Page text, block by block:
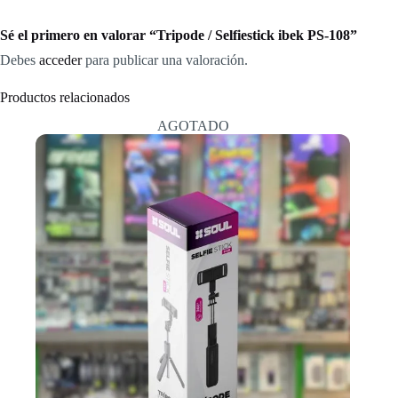
Sé el primero en valorar “Tripode / Selfiestick ibek PS-108”
Debes accederpara publicar una valoración.
Productos relacionados
AGOTADO